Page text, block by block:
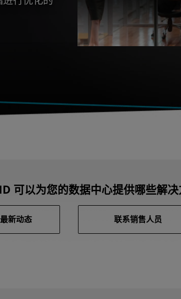
可以为您的数据中心提供哪些解决
新动态 联系销售人员